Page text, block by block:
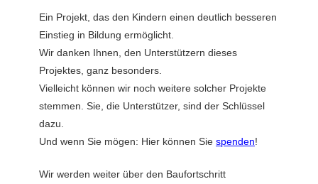
Ein Projekt, das den Kindern einen deutlich besseren
Einstieg in Bildung ermöglicht.
Wir danken Ihnen, den Unterstützern dieses
Projektes, ganz besonders.
Vielleicht können wir noch weitere solcher Projekte
stemmen. Sie, die Unterstützer, sind der Schlüssel
dazu.
Und wenn Sie mögen: Hier können Sie spenden!
Wir werden weiter über den Baufortschritt